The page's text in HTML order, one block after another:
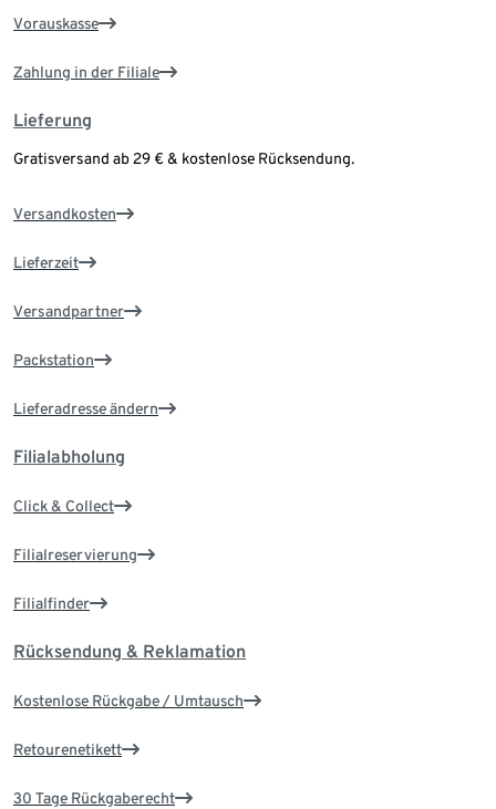
Vorauskasse
Zahlung in der Filiale
Lieferung
Gratisversand ab 29 € & kostenlose Rücksendung.
Versandkosten
Lieferzeit
Versandpartner
Packstation
Lieferadresse ändern
Filialabholung
Click & Collect
Filialreservierung
Filialfinder
Rücksendung & Reklamation
Kostenlose Rückgabe / Umtausch
Retourenetikett
30 Tage Rückgaberecht